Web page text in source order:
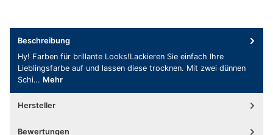
Beschreibung
Hy! Farben für brillante Looks!Lackieren Sie einfach Ihre
Lieblingsfarbe auf und lassen diese trocknen. Mit zwei dünnen
Schi… Mehr
Hersteller
Bewertungen